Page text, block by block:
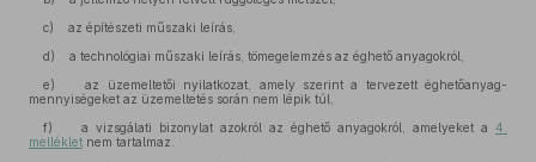
c) az építészeti műszaki leírás,
d) a technológiai műszaki leírás, tömegelemzés az éghető anyagokról,
e) az üzemeltetői nyilatkozat, amely szerint a tervezett éghetőanyag-
mennyiségeket az üzemeltetés során nem lépik túl,
f) a vizsgálati bizonylat azokról az éghető anyagokról, amelyeket a 4.
melléklet nem tartalmaz.